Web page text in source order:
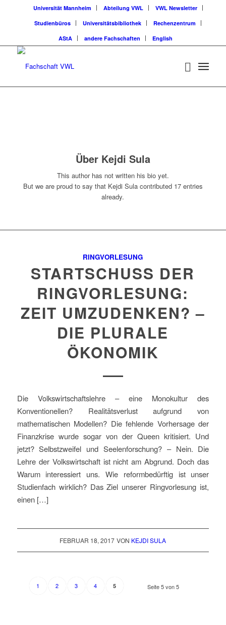
Universität Mannheim Abteilung VWL
VWL Newsletter
Studienbüros
Universitätsbibliothek
Rechenzentrum
AStA
andere Fachschaften English
Über Kejdi Sula
This author has not written his bio yet.
But we are proud to say that Kejdi Sulacontributed 17 entries
already.
RINGVORLESUNG
STARTSCHUSS DER
RINGVORLESUNG:
ZEIT UMZUDENKEN? –
DIE PLURALE
ÖKONOMIK
Die Volkswirtschaftslehre – eine Monokultur des
Konventionellen? Realitätsverlust aufgrund von
mathematischen Modellen? Die fehlende Vorhersage der
Finanzkrise wurde sogar von der Queen kritisiert. Und
jetzt? Selbstzweifel und Seelenforschung? – Nein. Die
Lehre der Volkswirtschaft ist nicht am Abgrund. Doch das
Warum interessiert uns. Wie reformbedürftig ist unser
Studienfach wirklich? Das Ziel unserer Ringvorlesung ist,
einen […]
FEBRUAR 18, 2017 VON KEJDI SULA
Seite 5 von 5
1 2 3 4 5